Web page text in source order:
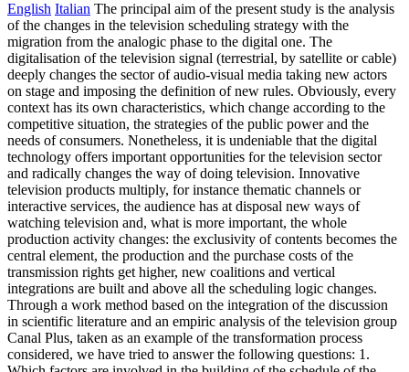
English Italian The principal aim of the present study is the analysis
of the changes in the television scheduling strategy with the
migration from the analogic phase to the digital one. The
digitalisation of the television signal (terrestrial, by satellite or cable)
deeply changes the sector of audio-visual media taking new actors
on stage and imposing the definition of new rules. Obviously, every
context has its own characteristics, which change according to the
competitive situation, the strategies of the public power and the
needs of consumers. Nonetheless, it is undeniable that the digital
technology offers important opportunities for the television sector
and radically changes the way of doing television. Innovative
television products multiply, for instance thematic channels or
interactive services, the audience has at disposal new ways of
watching television and, what is more important, the whole
production activity changes: the exclusivity of contents becomes the
central element, the production and the purchase costs of the
transmission rights get higher, new coalitions and vertical
integrations are built and above all the scheduling logic changes.
Through a work method based on the integration of the discussion
in scientific literature and an empiric analysis of the television group
Canal Plus, taken as an example of the transformation process
considered, we have tried to answer the following questions: 1.